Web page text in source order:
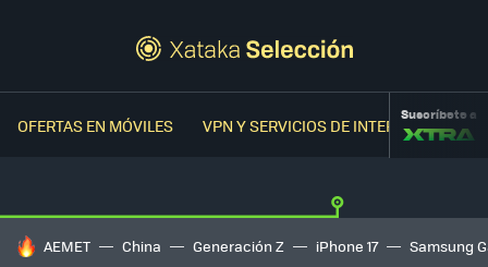
OFERTAS EN MÓVILES VPN Y SERVICIOS DE INTERNETSuscríbete a
HOY SE HABLA DE
AEMET China Generación Z iPhone 17 Samsung